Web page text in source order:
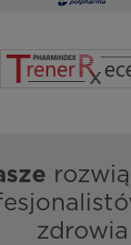
zdrowia